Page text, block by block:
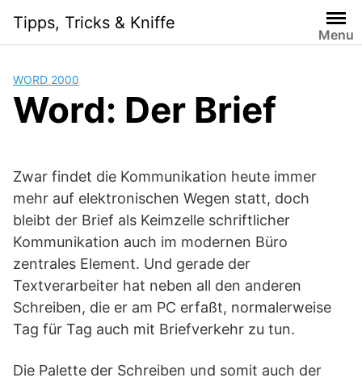
content
Tipps, Tricks & Kniffe
Menu
WORD 2000
Word: Der Brief
Zwar findet die Kommunikation heute immer
mehr auf elektronischen Wegen statt, doch
bleibt der Brief als Keimzelle schriftlicher
Kommunikation auch im modernen Büro
zentrales Element. Und gerade der
Textverarbeiter hat neben all den anderen
Schreiben, die er am PC erfaßt, normalerweise
Tag für Tag auch mit Briefverkehr zu tun.
Die Palette der Schreiben und somit auch der